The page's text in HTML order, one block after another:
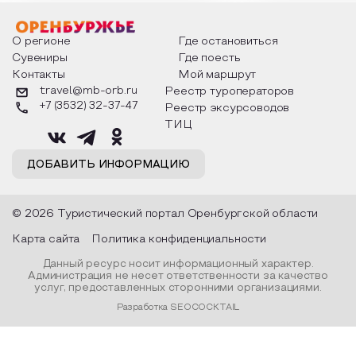
о том, как встречают новый год в
разных уголках страны, какие
обряды совершают на удачу и
благополучие, в чем схожи и
различаются традиции. Кто такой
Дед Мороз и откуда он пришел, как
его называют в разных уголках
страны и как появились елочные
Твардовского и
каждой строчке
восхищение
яркому времени
О регионе
Где остановиться
Сувениры
Где поесть
Контакты
Мой маршрут
ДОБАВИТЬ ИНФОРМАЦИЮ
travel@mb-orb.ru
+7 (3532) 32-37-47
Реестр туроператоров
Реестр эксурсоводов
ТИЦ
© 2026 Туристический портал Оренбургской области
Карта сайта Политика конфиденциальности
Данный ресурс носит информационный характер.
Администрация не несет ответственности за качество
услуг, предоставленных сторонними организациями.
Разработка SEOCOCKTAIL